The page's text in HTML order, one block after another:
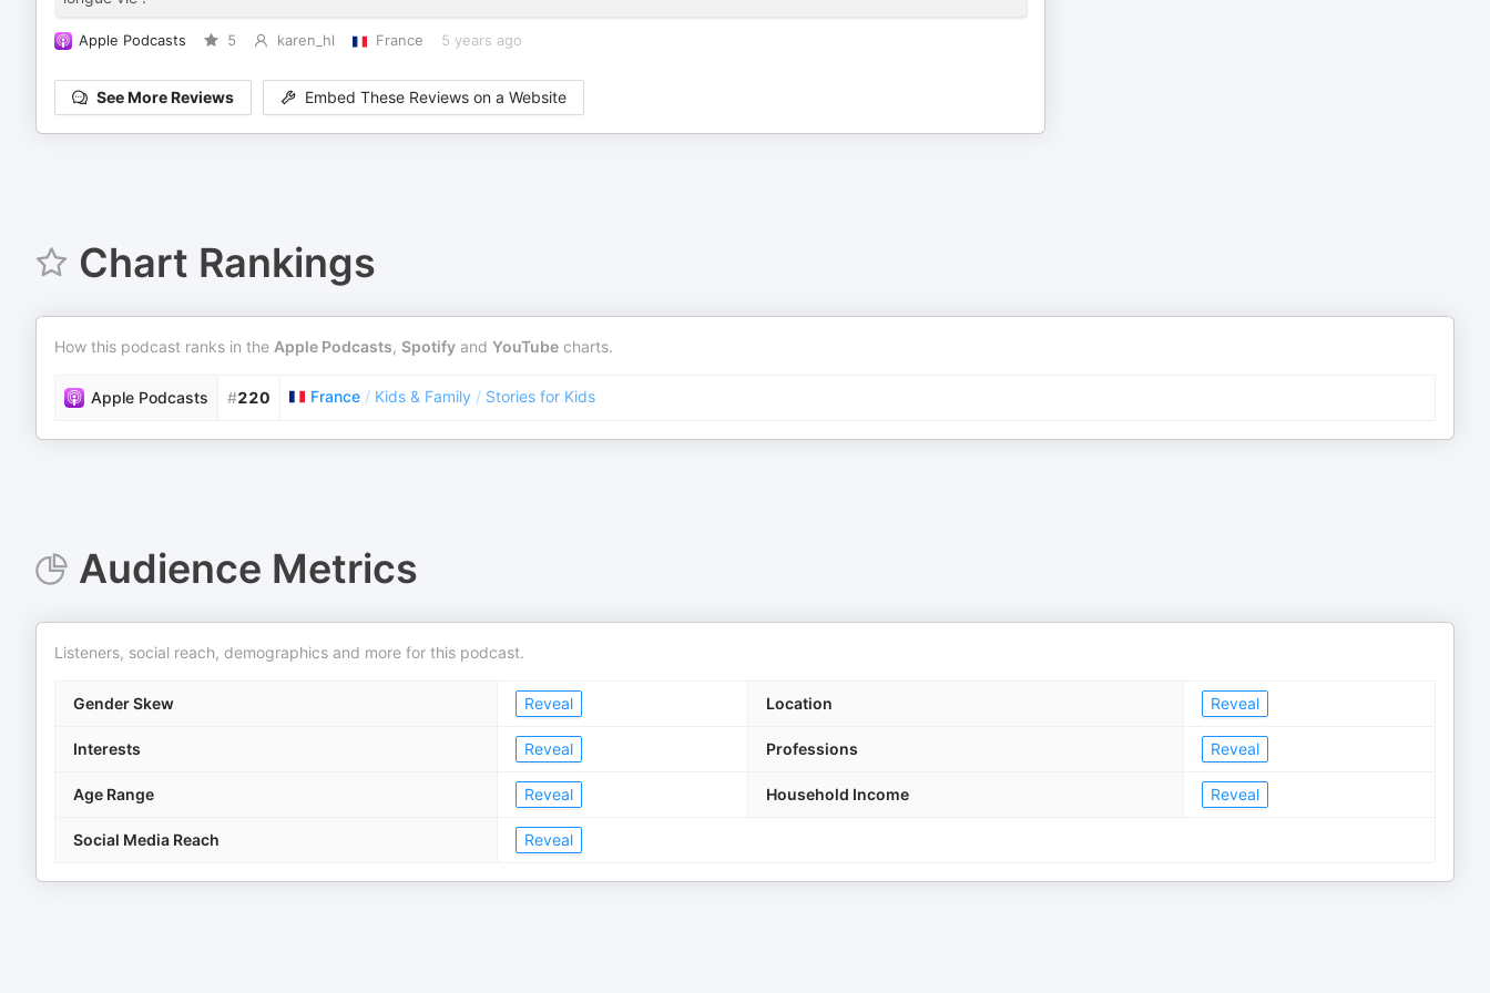
Apple Podcasts 5 karen_hl France 5 years ago
See More Reviews Embed These Reviews on a Website
Chart Rankings
How this podcast ranks in the Apple Podcasts, Spotify and YouTube charts.
Apple Podcasts #220 France / Kids & Family / Stories for Kids
Audience Metrics
Listeners, social reach, demographics and more for this podcast.
Gender Skew Reveal Location Reveal
Interests Reveal Professions Reveal
Age Range Reveal Household Income Reveal
Social Media Reach Reveal